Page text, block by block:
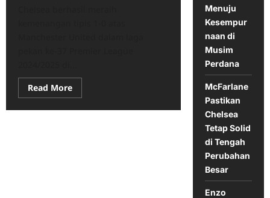
Read MoreRead
more
Chelsea
Menuju
Kesempur
naan di
Musim
Perdana
McFarlane
Pastikan
Chelsea
Tetap Solid
di Tengah
Perubahan
Besar
Enzo